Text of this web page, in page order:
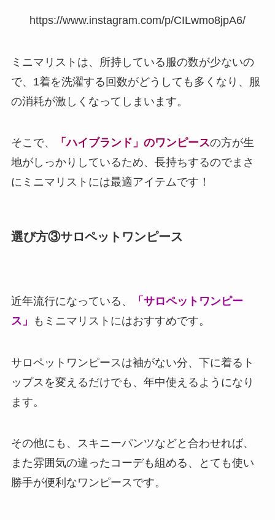
https://www.instagram.com/p/CILwmo8jpA6/
ミニマリストは、所持している服の数が少ないの
で、1着を洗濯する回数がどうしても多くなり、服
の消耗が激しくなってしまいます。
そこで、 「ハイブランド」のワンピースの方が生
地がしっかりしているため、長持ちするのでまさ
にミニマリストには最適アイテムです！
選び方③サロペットワンピース
近年流行になっている、
「サロペットワンピー
ス」
もミニマリストにはおすすめです。
サロペットワンピースは袖がない分、下に着るト
ップスを変えるだけでも、年中使えるようになり
ます。
その他にも、スキニーパンツなどと合わせれば、
また雰囲気の違ったコーデも組める、とても使い
勝手が便利なワンピースです。